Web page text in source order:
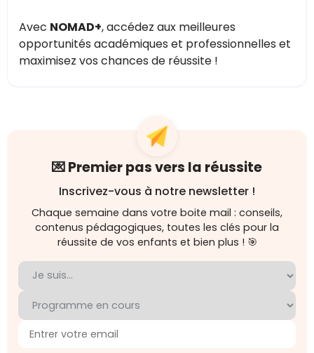
Avec NOMAD+, accédez aux meilleures
opportunités académiques et professionnelles et
maximisez vos chances de réussite !
💌 Premier pas vers la réussite
Inscrivez-vous à notre newsletter !
Chaque semaine dans votre boite mail : conseils,
contenus pédagogiques, toutes les clés pour la
réussite de vos enfants et bien plus ! 🎯